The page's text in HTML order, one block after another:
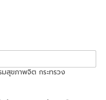
สุขภาพจิต กระทรวง